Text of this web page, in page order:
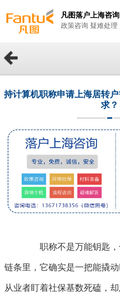
凡图落户上海咨
政策咨询 疑难处理
持计算机职称申请上海居转
求？
职称不是万能钥匙，
链条里，它确实是一把能撬
从业者盯着社保基数死磕，